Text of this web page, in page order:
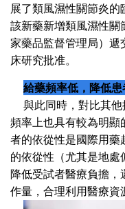
展了類風濕性關節炎的
該新藥新增類風濕性
家藥品監督管理局）遞
床研究批准。
給藥頻率低，降低
與此同時，對比其
頻率上也具有較為明
者的依從性是國際用
的依從性（尤其是地處
降低受試者醫療負擔
作量，合理利用醫療資